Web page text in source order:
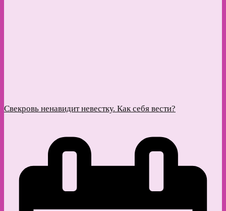
Свекровь ненавидит невестку. Как себя вести?